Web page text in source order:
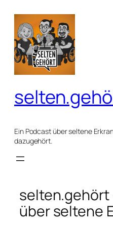
Ein Podcast über seltene
dazugehört.
selten.gehört
über seltene